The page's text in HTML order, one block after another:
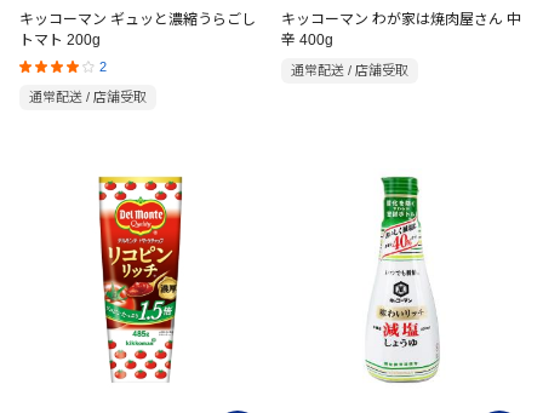
キッコーマン ギュッと濃縮うらごし
トマト 200g
2
通常配送 / 店舗受取
キッコーマン わが家は焼肉屋さん 中
辛 400g
通常配送 / 店舗受取